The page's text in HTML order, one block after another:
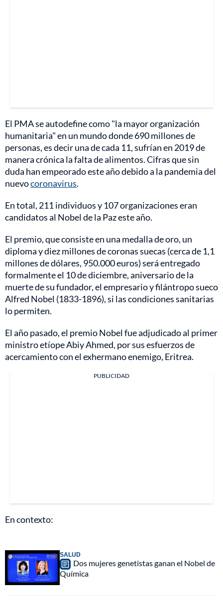
El PMA se autodefine como "la mayor organización
humanitaria" en un mundo donde 690 millones de
personas, es decir una de cada 11, sufrían en 2019 de
manera crónica la falta de alimentos. Cifras que sin
duda han empeorado este año debido a la pandemia del
nuevocoronavirus.
En total, 211 individuos y 107 organizaciones eran
candidatos al Nobel de la Paz este año.
El premio, que consiste en una medalla de oro, un
diploma y diez millones de coronas suecas (cerca de 1,1
millones de dólares, 950.000 euros) será entregado
formalmente el 10 de diciembre, aniversario de la
muerte de su fundador, el empresario y filántropo sueco
Alfred Nobel (1833-1896), si las condiciones sanitarias
lo permiten.
El año pasado, el premio Nobel fue adjudicado al primer
ministro etíope Abiy Ahmed, por sus esfuerzos de
acercamiento con el exhermano enemigo, Eritrea.
PUBLICIDAD
En contexto:
SALUD
Dos mujeres genetistas ganan el Nobel de
Química